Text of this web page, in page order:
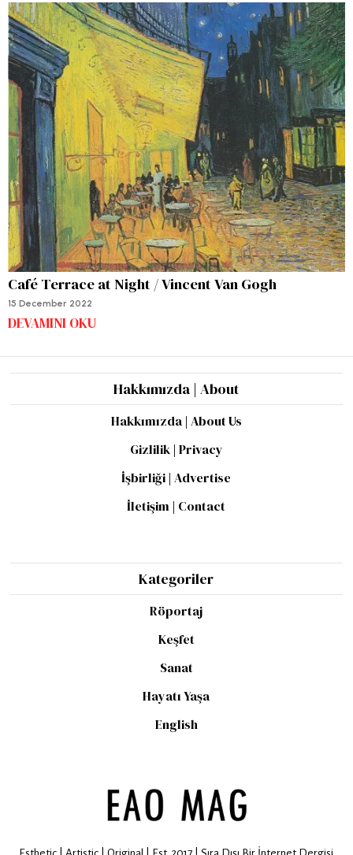
Café Terrace at Night / Vincent Van Gogh
15 December 2022
DEVAMINI OKU
Hakkımızda | About
Hakkımızda | About Us
Gizlilik | Privacy
İşbirliği | Advertise
İletişim | Contact
Kategoriler
Röportaj
Keşfet
Sanat
Hayatı Yaşa
English